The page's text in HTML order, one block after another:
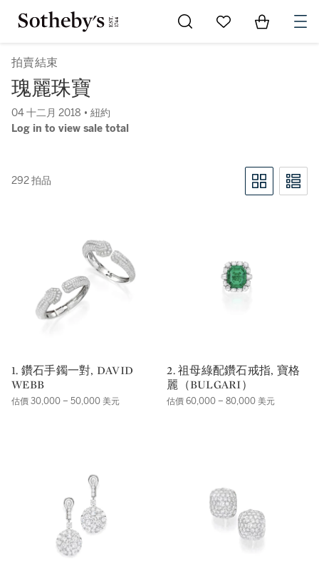
Go to My Favorites
Items in
拍賣結束
瑰麗珠寶
04 十二月 2018 • 紐約
Log in to view sale total
292 拍品
1. 鑽石手鐲一對, DAVID
WEBB
估價 30,000 – 50,000 美元
2. 祖母綠配鑽石戒指, 寶格
麗（BULGARI）
估價 60,000 – 80,000 美元